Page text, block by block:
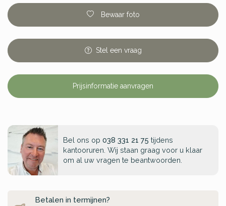
Bewaar foto
Stel een vraag
Prijsinformatie aanvragen
Bel ons op 038 331 21 75 tijdens
kantooruren. Wij staan graag voor u klaar
om al uw vragen te beantwoorden.
Betalen in termijnen?